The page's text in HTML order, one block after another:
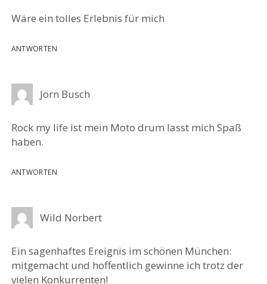
Wäre ein tolles Erlebnis für mich
ANTWORTEN
Jörn Busch
Rock my life ist mein Moto drum lasst mich Spaß
haben.
ANTWORTEN
Wild Norbert
Ein sagenhaftes Ereignis im schönen München:
mitgemacht und hoffentlich gewinne ich trotz der
vielen Konkurrenten!